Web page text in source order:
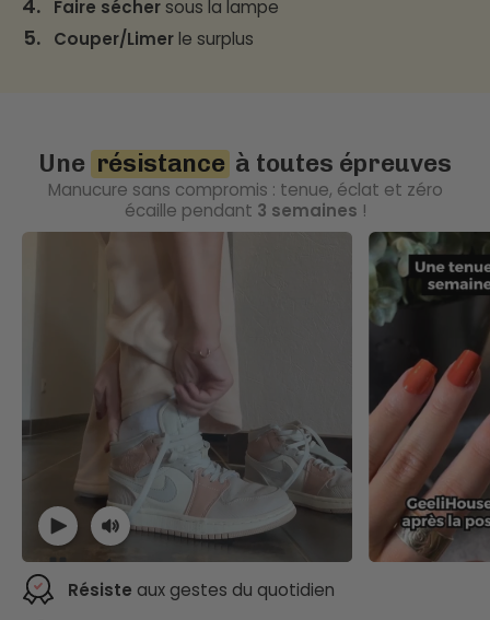
4. Faire séchersous la lampe
5. Couper/Limerle surplus
Une résistance à toutes épreuves
Manucure sans compromis : tenue, éclat et zéro
écaille pendant 3 semaines !
Résiste aux gestes du quotidien